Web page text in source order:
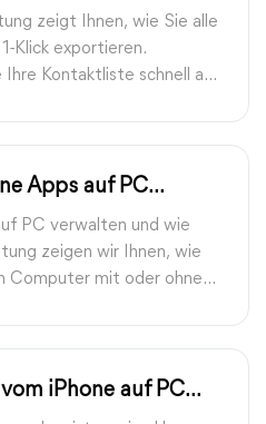
zeigt Ihnen, wie Sie alle
Klick exportieren.
Ihre Kontaktliste schnell auf
Apps auf PC
PC verwalten und wie
zeigen wir Ihnen, wie
Computer mit oder ohne
iPhone auf PC